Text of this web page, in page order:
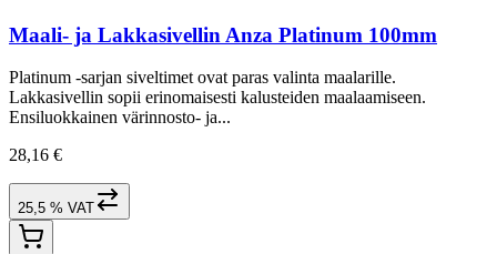
Maali- ja Lakkasivellin Anza Platinum 100mm
Platinum -sarjan siveltimet ovat paras valinta maalarille.
Lakkasivellin sopii erinomaisesti kalusteiden maalaamiseen.
Ensiluokkainen värinnosto- ja...
28,16 €
25,5 % VAT